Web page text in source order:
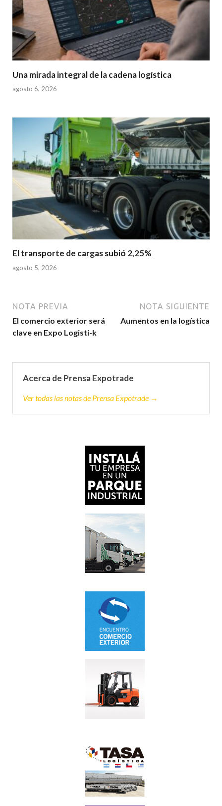
Una mirada integral de la cadena logística
agosto 6, 2026
El transporte de cargas subió 2,25%
agosto 5, 2026
NOTA PREVIA
El comercio exterior será
clave en Expo Logisti-k
NOTA SIGUIENTE
Aumentos en la logística
Acerca de Prensa Expotrade
Ver todas las notas de Prensa Expotrade →